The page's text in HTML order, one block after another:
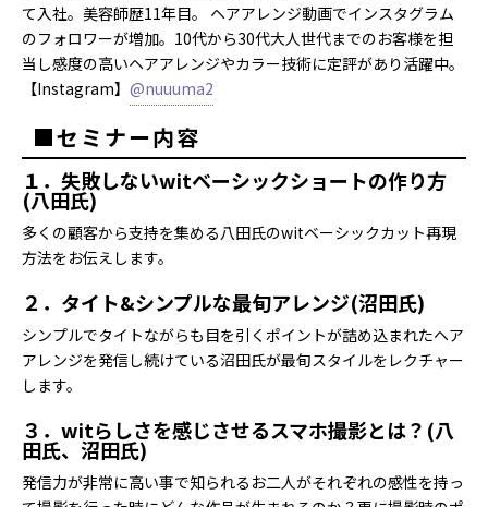
て入社。美容師歴11年目。 ヘアアレンジ動画でインスタグラム
のフォロワーが増加。10代から30代大人世代までのお客様を担
当し感度の高いヘアアレンジやカラー技術に定評があり活躍中。
【Instagram】 @nuuuma2
■セミナー内容
１．失敗しないwitベーシックショートの作り方
(八田氏)
多くの顧客から支持を集める八田氏のwitベーシックカット再現
方法をお伝えします。
２．タイト&シンプルな最旬アレンジ(沼田氏)
シンプルでタイトながらも目を引くポイントが詰め込まれたヘア
アレンジを発信し続けている沼田氏が最旬スタイルをレクチャー
します。
３．witらしさを感じさせるスマホ撮影とは？(八
田氏、沼田氏)
発信力が非常に高い事で知られるお二人がそれぞれの感性を持っ